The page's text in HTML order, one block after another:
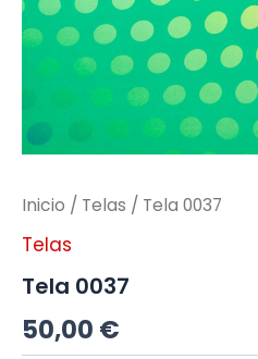
Inicio / Telas / Tela 0037
Telas
Tela 0037
50,00 €